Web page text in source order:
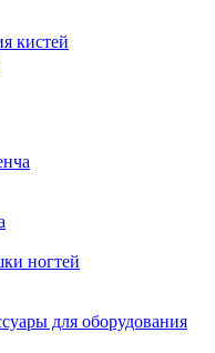
кистей
ногтей
для оборудования